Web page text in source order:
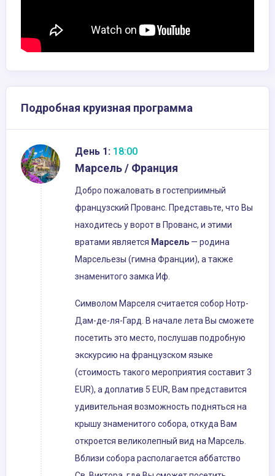
Подробная круизная программа
День 1: 18:00
Марсель / Франция
Добро пожаловать в гостеприимный
французский Прованс. Представьте, что Вы
находитесь у ворот в Прованс, и этими
вратами является Марсель — родина
Марсельезы (гимна Франции), а также
знаменитого замка Иф.
Символом Марселя считается собор Нотр-
Дам-де-ля-Гард. В начале лета Вы сможете
посетить это место, послушав подробную
экскурсию на французском языке
(стоимость такого мероприятия составит 3
EUR), а доплатив 5 EUR, Вам представится
удивительная возможность подняться на
крышу знаменитого собора, откуда Вам
откроется великолепный вид на Марсель.
Вблизи собора располагается аббатство